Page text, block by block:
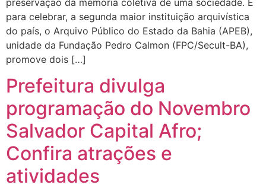
para celebrar, a segunda maior instituição arquivística
do país, o Arquivo Público do Estado da Bahia (APEB),
unidade da Fundação Pedro Calmon (FPC/Secult-BA),
promove dois […]
Prefeitura divulga
programação do Novembro
Salvador Capital Afro;
Confira atrações e
atividades